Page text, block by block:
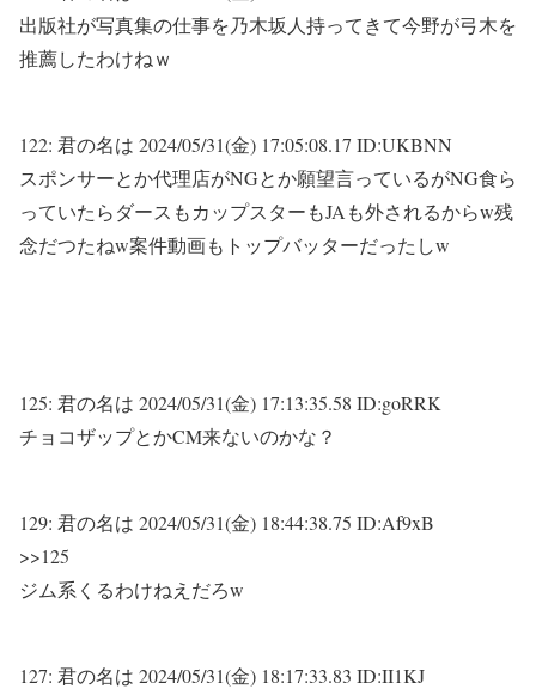
出版社が写真集の仕事を乃木坂人持ってきて今野が弓木を
推薦したわけねｗ
122: 君の名は 2024/05/31(金) 17:05:08.17 ID:UKBNN
スポンサーとか代理店がNGとか願望言っているがNG食ら
っていたらダースもカップスターもJAも外されるからw残
念だつたねw案件動画もトップバッターだったしw
125: 君の名は 2024/05/31(金) 17:13:35.58 ID:goRRK
チョコザップとかCM来ないのかな？
129: 君の名は 2024/05/31(金) 18:44:38.75 ID:Af9xB
>>125
ジム系くるわけねえだろw
127: 君の名は 2024/05/31(金) 18:17:33.83 ID:II1KJ